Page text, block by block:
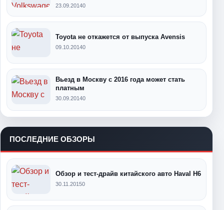
23.09.20140
Toyota не откажется от выпуска Avensis
09.10.20140
Вьезд в Москву с 2016 года может стать
платным
30.09.20140
ПОСЛЕДНИЕ ОБЗОРЫ
Обзор и тест-драйв китайского авто Haval H6
30.11.20150